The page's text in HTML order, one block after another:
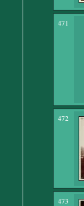
471
472
473